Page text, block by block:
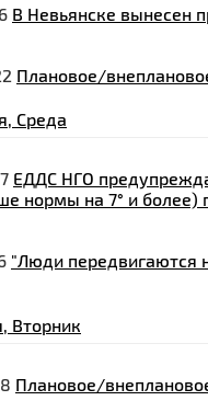
В Невьянске вынесен
Плановое/
Среда
ЕДДС НГО
нормы на 7° и более)
"Люди передвигаются
Вторник
Плановое/